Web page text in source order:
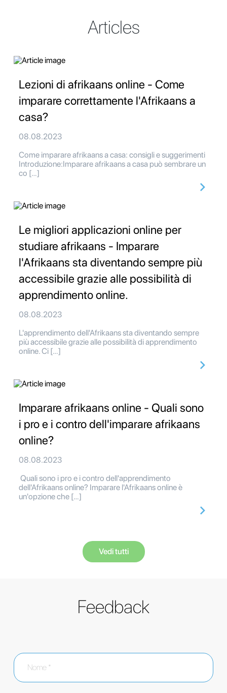
Articles
Lezioni di afrikaans online - Come
imparare correttamente l'Afrikaans a
casa?
08.08.2023
Come imparare afrikaans a casa: consigli e suggerimenti
Introduzione:Imparare afrikaans a casa può sembrare un
co […]
Le migliori applicazioni online per
studiare afrikaans - Imparare
l'Afrikaans sta diventando sempre più
accessibile grazie alle possibilità di
apprendimento online.
08.08.2023
L'apprendimento dell'Afrikaans sta diventando sempre
più accessibile grazie alle possibilità di apprendimento
online. Ci […]
Imparare afrikaans online - Quali sono
i pro e i contro dell'imparare afrikaans
online?
08.08.2023
Quali sono i pro e i contro dell'apprendimento
dell'Afrikaans online? Imparare l'Afrikaans online è
un'opzione che […]
Vedi tutti
Feedback